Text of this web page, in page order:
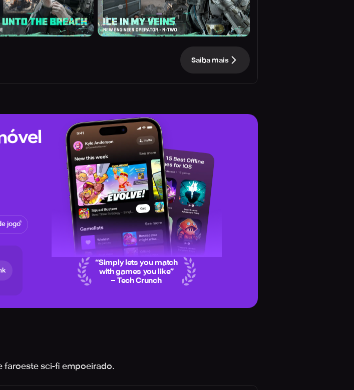
Saiba mais
jogo
“Simply lets you match
with games you like”
– Tech Crunch
faroeste sci-fi empoeirado.